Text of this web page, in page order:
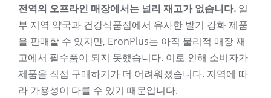
전역의 오프라인 매장에서는 널리 재고가 없습니다. 일
부 지역 약국과 건강식품점에서 유사한 발기 강화 제품
을 판매할 수 있지만, EronPlus는 아직 물리적 매장 재
고에서 필수품이 되지 못했습니다. 이로 인해 소비자가
제품을 직접 구매하기가 더 어려워졌습니다. 지역에 따
라 가용성이 다를 수 있기 때문입니다.